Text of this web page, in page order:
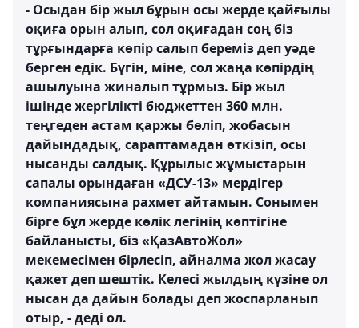
- Осыдан бір жыл бұрын осы жерде қайғылы
оқиға орын алып, сол оқиғадан соң біз
тұрғындарға көпір салып береміз деп уәде
берген едік. Бүгін, міне, сол жаңа көпірдің
ашылуына жиналып тұрмыз. Бір жыл
ішінде жергілікті бюджеттен 360 млн.
теңгеден астам қаржы бөліп, жобасын
дайындадық, сараптамадан өткізіп, осы
нысанды салдық. Құрылыс жұмыстарын
сапалы орындаған «ДСУ-13» мердігер
компаниясына рахмет айтамын. Сонымен
бірге бұл жерде көлік легінің көптігіне
байланысты, біз «ҚазАвтоЖол»
мекемесімен бірлесіп, айналма жол жасау
қажет деп шештік. Келесі жылдың күзіне ол
нысан да дайын болады деп жоспарланып
отыр, - деді ол.